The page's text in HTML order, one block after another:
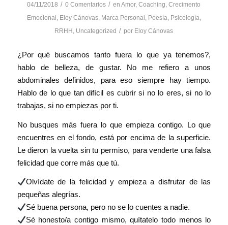
04/11/2018 / 0 Comentarios / enAmor,Coaching,Crecimento
Emocional , Eloy Cánovas, Marca Personal , Poesía, Psicología,
RRHH , Uncategorized / por Eloy Cánovas
¿Por qué buscamos tanto fuera lo que ya tenemos?,
hablo de belleza, de gustar. No me refiero a unos
abdominales definidos, para eso siempre hay tiempo.
Hablo de lo que tan difícil es cubrir si no lo eres, si no lo
trabajas, si no empiezas por ti.
No busques más fuera lo que empieza contigo. Lo que
encuentres en el fondo, está por encima de la superficie.
Le dieron la vuelta sin tu permiso, para venderte una falsa
felicidad que corre más que tú.
Olvídate de la felicidad y empieza a disfrutar de las
pequeñas alegrías.
Sé buena persona, pero no se lo cuentes a nadie.
Sé honesto/a contigo mismo, quítatelo todo menos lo